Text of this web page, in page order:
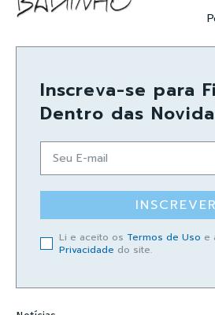
Inscreva-se para
Dentro das
INSCREVER
Li e aceito os Termos de Uso e
Privacidade do site.